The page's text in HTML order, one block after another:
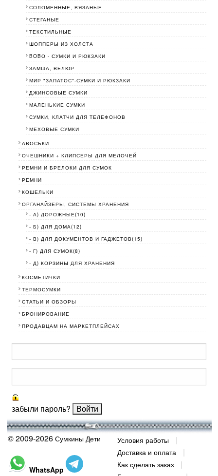
СОЛОМЕННЫЕ, ВЯЗАНЫЕ
СТЕГАНЫЕ
ТЕКСТИЛЬНЫЕ
ШОППЕРЫ ИЗ ХОЛСТА
BOBО - СУМКИ И РЮКЗАКИ
ЗАМША, ВЕЛЮР
МИР "ЗАПАТОС"-СУМКИ И РЮКЗАКИ
ДЖИНСОВЫЕ СУМКИ
МАЛЕНЬКИЕ СУМКИ
СУМКИ, КЛАТЧИ ДЛЯ ТЕЛЕФОНОВ
МЕХОВЫЕ СУМКИ
АВОСЬКИ
ОЧЕШНИКИ + КЛИПСЕРЫ ДЛЯ МЕЛОЧЕЙ
РЕМНИ И БРЕЛОКИ ДЛЯ СУМОК
РЕМНИ
КОШЕЛЬКИ
ОРГАНАЙЗЕРЫ, СИСТЕМЫ ХРАНЕНИЯ
- А) ДОРОЖНЫЕ(10)
- Б) ДЛЯ ДОМА(12)
- В) ДЛЯ ДОКУМЕНТОВ И ГАДЖЕТОВ(15)
- Г) ДЛЯ СУМОК(8)
- Д) КОРЗИНЫ ДЛЯ ХРАНЕНИЯ
КОСМЕТИЧКИ
ТЕРМОСУМКИ
СТАТЬИ И ОБЗОРЫ
БРОНИРОВАНИЕ
ПРОДАВЦАМ НА МАРКЕТПЛЕЙСАХ
забыли пароль?
© 2009-2026 Сумкины Дети
WhatsApp
Условия работы
Доставка и оплата
Как сделать заказ